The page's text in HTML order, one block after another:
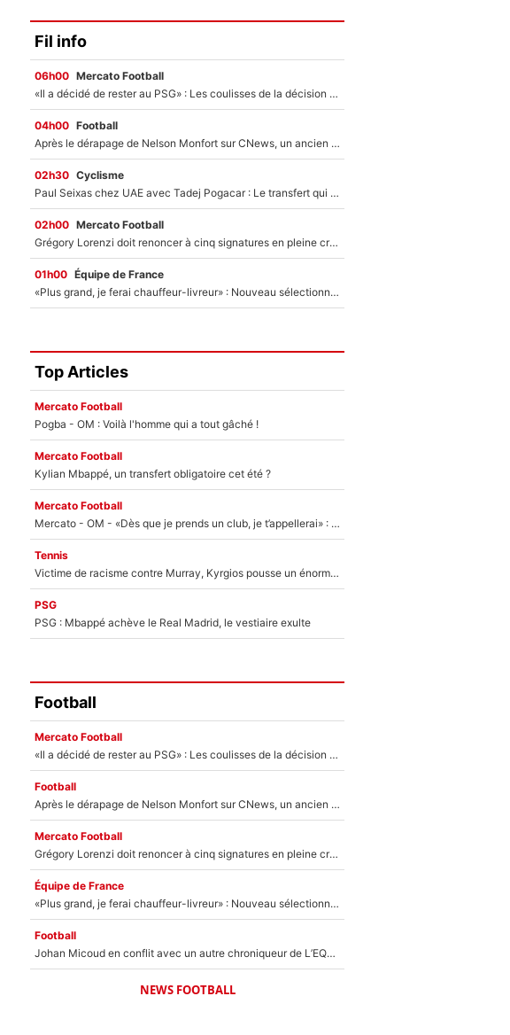
Fil info
06h00 Mercato Football
«Il a décidé de rester au PSG» : Les coulisses de la décision de Lucas Chevalier pour son transfert
04h00 Football
Après le dérapage de Nelson Monfort sur CNews, un ancien journaliste de France Télévisions relance la polémique sur les incendies en Gironde
02h30 Cyclisme
Paul Seixas chez UAE avec Tadej Pogacar : Le transfert qui effraie le peloton, «c’est la pire des choses qui puisse arriver»
02h00 Mercato Football
Grégory Lorenzi doit renoncer à cinq signatures en pleine crise financière : L’IA propose sept noms à l’OM pour un mercato réussi... à seulement 5M€ !
01h00 Équipe de France
«Plus grand, je ferai chauffeur-livreur» : Nouveau sélectionneur des Bleus, Zinédine Zidane s’était imaginé un avenir très différent lorsqu'il était enfant
Top Articles
Mercato Football
Pogba - OM : Voilà l'homme qui a tout gâché !
Mercato Football
Kylian Mbappé, un transfert obligatoire cet été ?
Mercato Football
Mercato - OM - «Dès que je prends un club, je t’appellerai» : La promesse de Marcelino au moment de claquer la porte
Tennis
Victime de racisme contre Murray, Kyrgios pousse un énorme coup de gueule !
PSG
PSG : Mbappé achève le Real Madrid, le vestiaire exulte
Football
Mercato Football
«Il a décidé de rester au PSG» : Les coulisses de la décision de Lucas Chevalier pour son transfert
Football
Après le dérapage de Nelson Monfort sur CNews, un ancien journaliste de France Télévisions relance la polémique sur les incendies en Gironde
Mercato Football
Grégory Lorenzi doit renoncer à cinq signatures en pleine crise financière : L’IA propose sept noms à l’OM pour un mercato réussi... à seulement 5M€ !
Équipe de France
«Plus grand, je ferai chauffeur-livreur» : Nouveau sélectionneur des Bleus, Zinédine Zidane s’était imaginé un avenir très différent lorsqu'il était enfant
Football
Johan Micoud en conflit avec un autre chroniqueur de L’EQUIPE du Soir : «Pendant un moment, je ne les ai pas remis ensemble dans l'émission»
NEWS FOOTBALL